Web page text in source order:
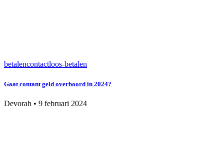
betalencontactloos-betalen
Gaat contant geld overboord in 2024?
Devorah • 9 februari 2024